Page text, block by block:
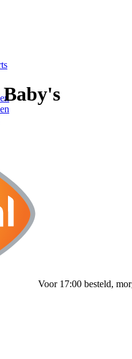
Voor 17:00 besteld,